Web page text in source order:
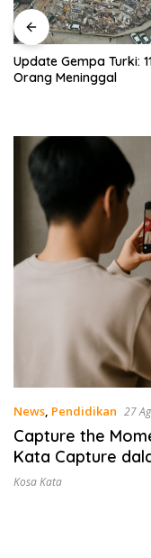
Update Gempa Turki:
Orang Meninggal
News, Pendidikan 27
Capture the
Kata Capture
EFEKTA English
Kosa Kata